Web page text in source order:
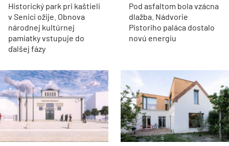
Historický park pri kaštieli
v Senici ožije. Obnova
národnej kultúrnej
pamiatky vstupuje do
ďalšej fázy
Pod asfaltom bola vzácna
dlažba. Nádvorie
Pistoriho paláca dostalo
novú energiu